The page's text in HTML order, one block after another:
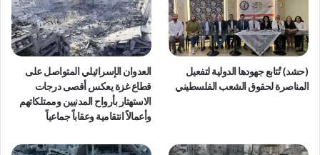
(حشد) تُتابع جهودها الدولية لتفعيل
المناصرة لحقوق الشعب الفلسطيني
العدوان الإسرائيلي المتواصل على
قطاع غزة يعكس أقصى درجات
الاستهتار بأرواح المدنيين وممتلكاتهم
وأعمالاً انتقامية وعقاباً جماعياً